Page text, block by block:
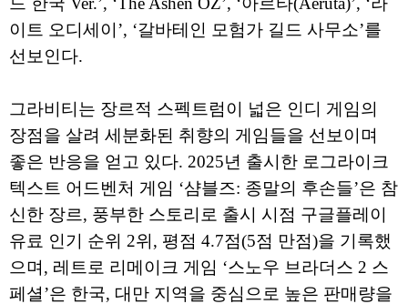
이트 오디세이’, ‘갈바테인 모험가 길드 사무소’를
선보인다.
그라비티는 장르적 스펙트럼이 넓은 인디 게임의
장점을 살려 세분화된 취향의 게임들을 선보이며
좋은 반응을 얻고 있다. 2025년 출시한 로그라이크
텍스트 어드벤처 게임 ‘샴블즈: 종말의 후손들’은 참
신한 장르, 풍부한 스토리로 출시 시점 구글플레이
유료 인기 순위 2위, 평점 4.7점(5점 만점)을 기록했
으며, 레트로 리메이크 게임 ‘스노우 브라더스 2 스
페셜’은 한국, 대만 지역을 중심으로 높은 판매량을